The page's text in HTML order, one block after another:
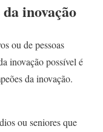
inovação
ou de pessoas
inovação possível é
da inovação.
ou seniores que